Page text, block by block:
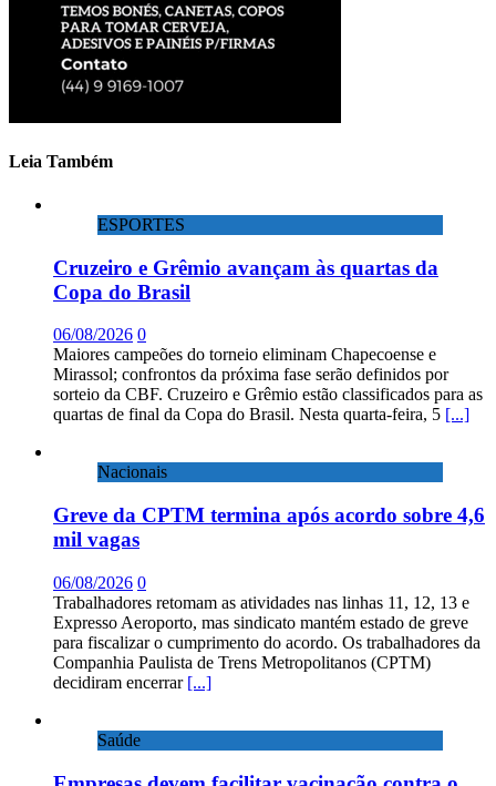
Leia Também
ESPORTES
Cruzeiro e Grêmio avançam às quartas da
Copa do Brasil
06/08/2026 0
Maiores campeões do torneio eliminam Chapecoense e
Mirassol; confrontos da próxima fase serão definidos por
sorteio da CBF. Cruzeiro e Grêmio estão classificados para as
quartas de final da Copa do Brasil. Nesta quarta-feira, 5 [...]
Nacionais
Greve da CPTM termina após acordo sobre 4,6
mil vagas
06/08/2026 0
Trabalhadores retomam as atividades nas linhas 11, 12, 13 e
Expresso Aeroporto, mas sindicato mantém estado de greve
para fiscalizar o cumprimento do acordo. Os trabalhadores da
Companhia Paulista de Trens Metropolitanos (CPTM)
decidiram encerrar [...]
Saúde